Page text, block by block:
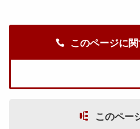
このページに
このペー